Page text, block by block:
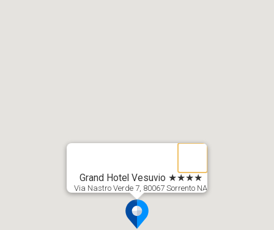
Grand Hotel Vesuvio ★★★★
Via Nastro Verde 7, 80067 Sorrento NA